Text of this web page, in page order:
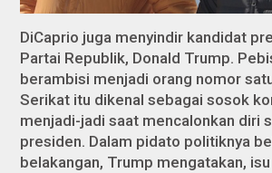
DiCaprio juga menyindir kandidat
Partai Republik, Donald Trump.
berambisi menjadi orang nomor
Serikat itu dikenal sebagai sosok
menjadi-jadi saat mencalonkan diri
presiden. Dalam pidato politiknya
belakangan, Trump mengatakan,